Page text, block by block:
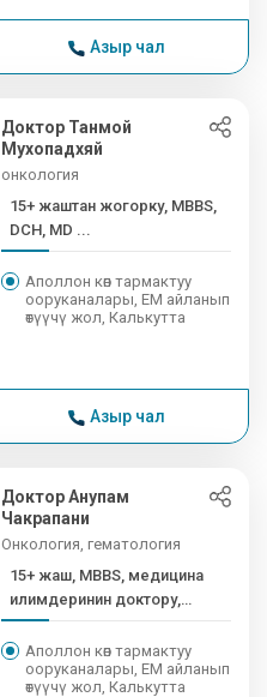
Азыр чал
Доктор Танмой
Мухопадхяй
онкология
15+ жаштан жогорку, MBBS,
DCH, MD ...
Аполлон көп тармактуу
ооруканалары, EM айланып
өтүүчү жол, Калькутта
Азыр чал
Доктор Анупам
Чакрапани
Онкология, гематология
15+ жаш, MBBS, медицина
илимдеринин доктору,
медицина илимдеринин
доктору
Аполлон көп тармактуу
ооруканалары, EM айланып
өтүүчү жол, Калькутта